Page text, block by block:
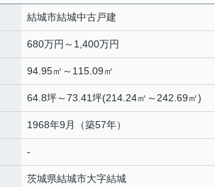
結城市結城中古戸建
680万円～1,400万円
94.95㎡～115.09㎡
64.8坪～73.41坪(214.24㎡～242.69㎡)
1968年9月（築57年）
-
茨城県結城市大字結城